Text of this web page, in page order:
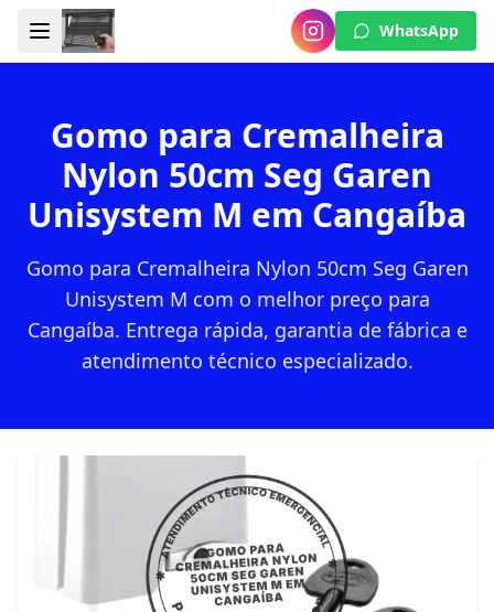
WhatsApp
Gomo para Cremalheira
Nylon 50cm Seg Garen
Unisystem M em Cangaíba
Gomo para Cremalheira Nylon 50cm Seg Garen
Unisystem M com o melhor preço para
Cangaíba. Entrega rápida, garantia de fábrica e
atendimento técnico especializado.